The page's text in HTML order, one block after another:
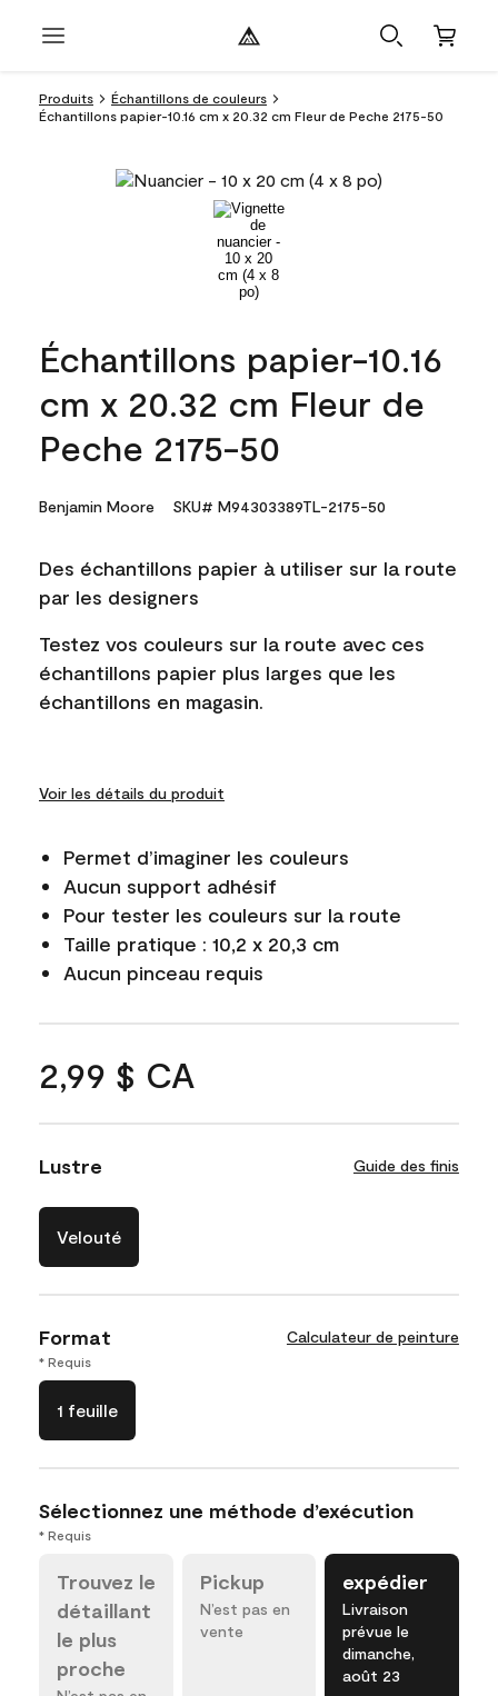
Produits
Échantillons de couleurs
Échantillons papier-10.16 cm x 20.32 cm Fleur de Peche 2175-50
Échantillons papier-10.16
cm x 20.32 cm Fleur de
Peche 2175-50
Benjamin Moore SKU# M94303389TL-2175-50
Des échantillons papier à utiliser sur la route
par les designers
Testez vos couleurs sur la route avec ces
échantillons papier plus larges que les
échantillons en magasin.
Voir les détails du produit
Permet d’imaginer les couleurs
Aucun support adhésif
Pour tester les couleurs sur la route
Taille pratique : 10,2 x 20,3 cm
Aucun pinceau requis
2,99 $ CA
Lustre Guide des finis
Velouté
Format Calculateur de peinture
* Requis
1 feuille
Sélectionnez une méthode d’exécution
* Requis
Trouvez le
détaillant
le plus
proche
Pickup
N’est pas en
vente
expédier
Livraison
prévue le
dimanche,
août 23